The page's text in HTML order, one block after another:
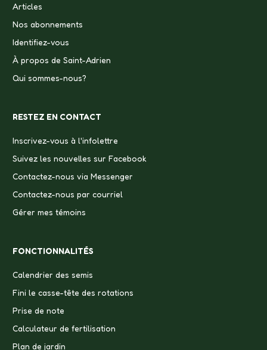
Articles
Nos abonnements
Identifiez-vous
À propos de Saint-Adrien
Qui sommes-nous?
RESTEZ EN CONTACT
Inscrivez-vous à l'infolettre
Suivez les nouvelles sur Facebook
Contactez-nous via Messenger
Contactez-nous par courriel
Gérer mes témoins
FONCTIONNALITÉS
Calendrier des semis
Fini le casse-tête des rotations
Prise de note
Calculateur de fertilisation
Plan de jardin